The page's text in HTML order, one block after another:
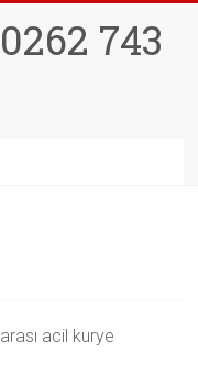
743
acil kurye